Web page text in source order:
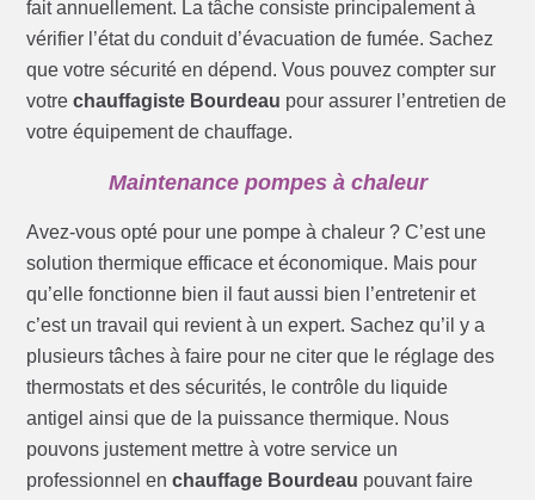
fait annuellement. La tâche consiste principalement à
vérifier l’état du conduit d’évacuation de fumée. Sachez
que votre sécurité en dépend. Vous pouvez compter sur
votrechauffagiste Bourdeau pour assurer l’entretien de
votre équipement de chauffage.
Maintenance pompes à chaleur
Avez-vous opté pour une pompe à chaleur ? C’est une
solution thermique efficace et économique. Mais pour
qu’elle fonctionne bien il faut aussi bien l’entretenir et
c’est un travail qui revient à un expert. Sachez qu’il y a
plusieurs tâches à faire pour ne citer que le réglage des
thermostats et des sécurités, le contrôle du liquide
antigel ainsi que de la puissance thermique. Nous
pouvons justement mettre à votre service un
professionnel enchauffage Bourdeau pouvant faire